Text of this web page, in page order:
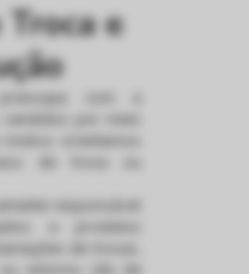
e
com a
por meio
orientamos
responsável
de trocas,